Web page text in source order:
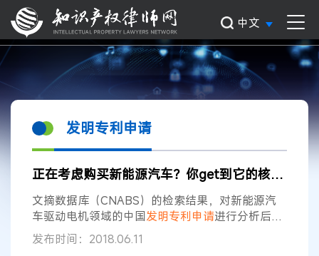
中文
发明专利申请
正在考虑购买新能源汽车？你get到它的核心技术要点了么？
文摘数据库（CNABS）的检索结果，对新能源汽
车驱动电机领域的中国发明专利申请进行分析后发
现，该领域的专利 集中度较高，并且日本企业起步
较早，处于技术领先地位。截至2018年4月30日，
发布时间：2018.06.11